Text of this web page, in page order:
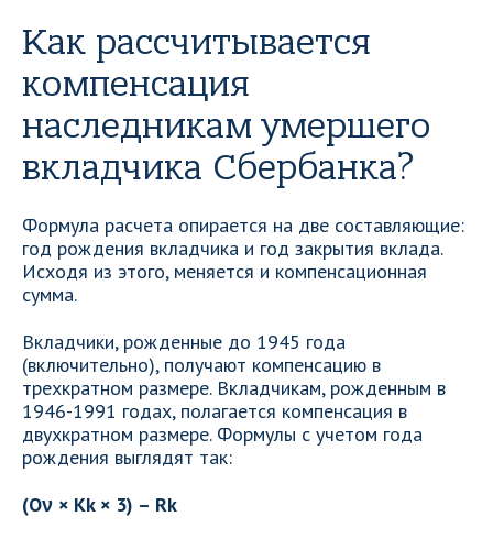
Как рассчитывается
компенсация
наследникам умершего
вкладчика Сбербанка?
Формула расчета опирается на две составляющие:
год рождения вкладчика и год закрытия вклада.
Исходя из этого, меняется и компенсационная
сумма.
Вкладчики, рожденные до 1945 года
(включительно), получают компенсацию в
трехкратном размере. Вкладчикам, рожденным в
1946-1991 годах, полагается компенсация в
двухкратном размере. Формулы с учетом года
рождения выглядят так:
(Oν × Kk × 3) – Rk